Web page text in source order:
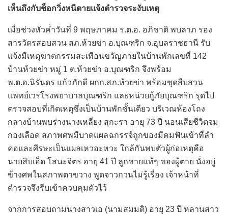
เห็นถึงกับช็อกวิ่งหนีตายแจ้งตำรวจระงับเหตุ
เมื่อช่วงหัวค่ำวันที่ 9 พฤษภาคม ร.ต.อ. อภิชาติ พบลาภ รอง
สารวัตรสอบสวน สภ.ห้วยข่า อ.บุณฑริก จ.อุบลราชธานี รับ
แจ้งมีเหตุฆาตกรรมสะเทือนขวัญภายในบ้านพักเลขที่ 142
บ้านห้วยข่า หมู่ 1 ต.ห้วยข่า อ.บุณฑริก จึงพร้อม
พ.ต.อ.นิรันดร แก้วภักดี ผกก.สภ.ห้วยข่า พร้อมชุดสืบสวน
แพทย์เวรโรงพยาบาลบุณฑริก และหน่วยกู้ภัยบุณฑริก รุดไป
ตรวจสอบที่เกิดเหตุซึ่งเป็นบ้านพักชั้นเดียว บริเวณห้องโถง
กลางบ้านพบร่างนางเหลี่ยง สุกะรา อายุ 73 ปี นอนเสียชีวิตจม
กองเลือด สภาพศพมีบาดแผลฉกรรจ์ถูกของมีคมฟันเข้าที่ลำ
คอและศีรษะเป็นแผลเหวอะหวะ ใกล้กันพบตัวผู้ก่อเหตุคือ
นายสิบเอ็ด โสนะจิตร อายุ 41 ปี ลูกชายแท้ๆ ของผู้ตาย นั่งอยู่
ข้างศพในสภาพตาขวาง พูดจาวกวนไม่รู้เรื่อง เจ้าหน้าที่
ตำรวจจึงรีบเข้าควบคุมตัวไว้
จากการสอบถามนางสาวเอ (นามสมมติ) อายุ 23 ปี หลานสาว